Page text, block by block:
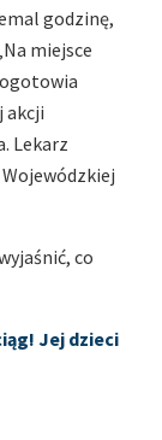
godzinę,
miejsce
akcji
Lekarz
co
Jej dzieci